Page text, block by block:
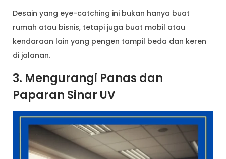
Desain yang eye-catching ini bukan hanya buat
rumah atau bisnis, tetapi juga buat mobil atau
kendaraan lain yang pengen tampil beda dan keren
di jalanan.
3. Mengurangi Panas dan
Paparan Sinar UV